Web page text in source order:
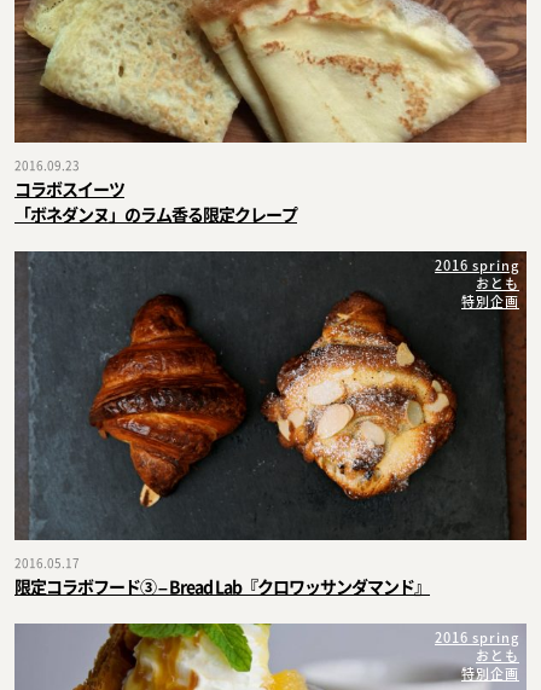
2016.09.23
コラボスイーツ
「ボネダンヌ」のラム香る限定クレープ
2016.05.17
限定コラボフード③ – Bread Lab『クロワッサンダマンド』
2016 spring
おとも
特別企画
2016 spring
おとも
特別企画